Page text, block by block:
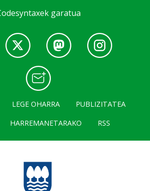
garatua
LEGE OHARRA
PUBLIZITATEA
HARREMANETARAKO RSS